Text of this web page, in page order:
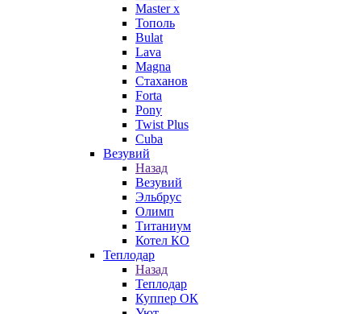
Master x
Тополь
Bulat
Lava
Magna
Стаханов
Forta
Pony
Twist Plus
Cuba
Везувий
Назад
Везувий
Эльбрус
Олимп
Титаниум
Котел КО
Теплодар
Назад
Теплодар
Куппер ОК